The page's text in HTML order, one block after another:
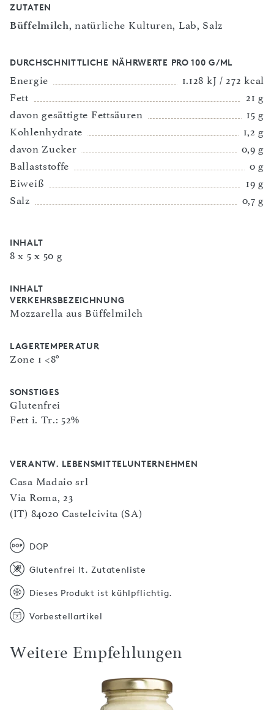
ZUTATEN
Büffelmilch, natürliche Kulturen, Lab, Salz
DURCHSCHNITTLICHE NÄHRWERTE PRO 100 G/ML
Energie
1.128 kJ / 272 kcal
Fett
21 g
davon gesättigte Fettsäuren
15 g
Kohlenhydrate
1,2 g
davon Zucker
0,9 g
Ballaststoffe
0 g
Eiweiß
19 g
Salz
0,7 g
INHALT
8 x 5 x 50 g
INHALT
VERKEHRSBEZEICHNUNG
Mozzarella aus Büffelmilch
LAGERTEMPERATUR
Zone 1 <8°
SONSTIGES
Glutenfrei
Fett i. Tr.: 52%
VERANTW. LEBENSMITTELUNTERNEHMEN
Casa Madaio srl
Via Roma, 23
(IT) 84020 Castelcivita (SA)
DOP
Glutenfrei lt. Zutatenliste
Dieses Produkt ist kühlpflichtig.
Vorbestellartikel
Weitere Empfehlungen